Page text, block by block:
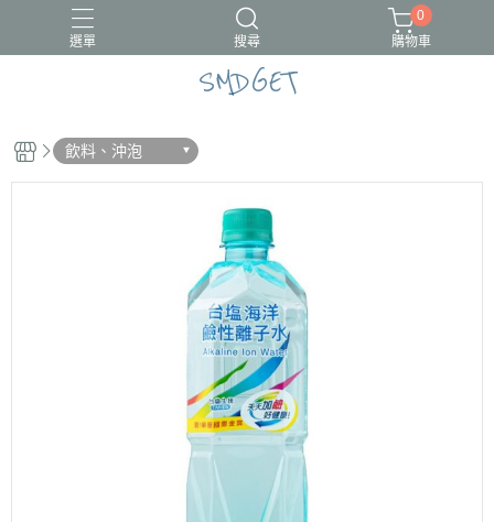
選單 搜尋
#新品上市 CÓCOES
0
購物車
SMDGET
飲料、沖泡